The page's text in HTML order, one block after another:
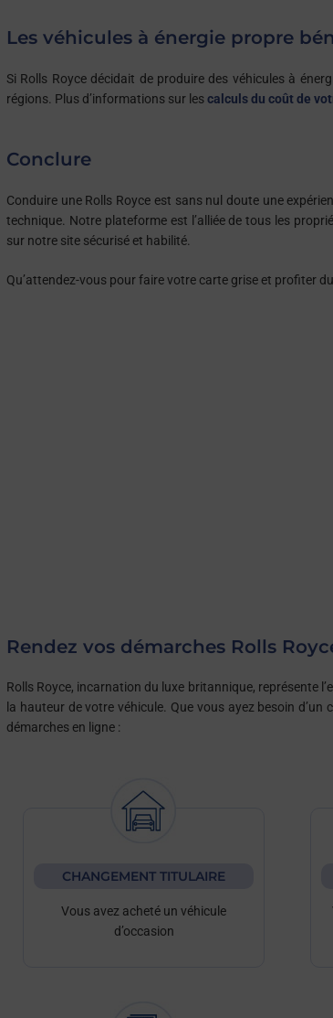
Les véhicules à énergie propre
Si Rolls Royce décidait de produire des véhicules à
régions. Plus d’informations sur lescalculs du coût de
Conclure
Conduire une Rolls Royce est sans nul doute une
technique. Notre plateforme est l’alliée de tous les
sur notre site sécurisé et habilité.
Qu’attendez-vous pour faire votre carte grise et profiter
Rendez vos démarches Rolls
Rolls Royce, incarnation du luxe britannique, représente
la hauteur de votre véhicule. Que vous ayez besoin
démarches en ligne :
CHANGEMENT TITULAIRE
Vous avez acheté un véhicule
d’occasion